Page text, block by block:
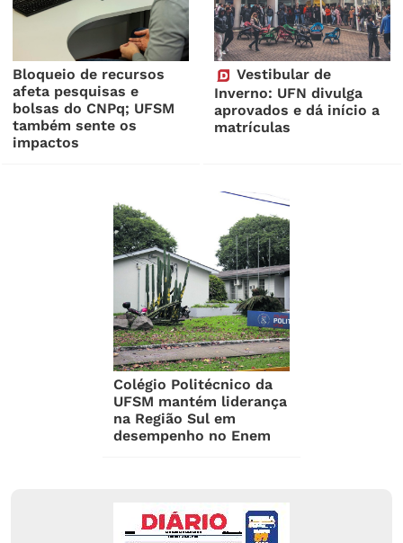
Bloqueio de recursos
afeta pesquisas e
bolsas do CNPq; UFSM
também sente os
impactos
Vestibular de
Inverno: UFN divulga
aprovados e dá início a
matrículas
Colégio Politécnico da
UFSM mantém liderança
na Região Sul em
desempenho no Enem